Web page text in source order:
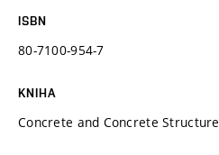
ISBN
80-7100-954-7
KNIHA
Concrete and Concrete